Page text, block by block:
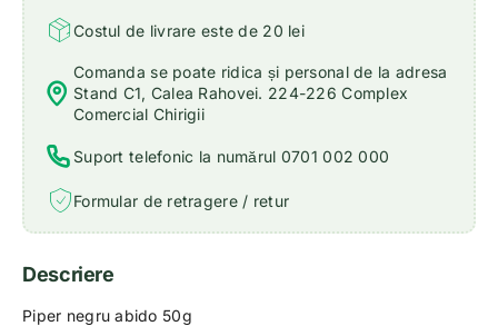
Costul de livrare este de 20 lei
Comanda se poate ridica și personal de la adresa
Stand C1, Calea Rahovei. 224-226 Complex
Comercial Chirigii
Suport telefonic la numărul 0701 002 000
Formular de retragere / retur
Descriere
Piper negru abido 50g